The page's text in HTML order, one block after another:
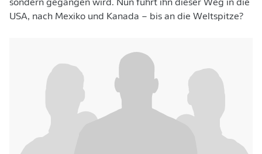
sondern gegangen wird. Nun führt ihn dieser Weg in die
USA, nach Mexiko und Kanada – bis an die Weltspitze?